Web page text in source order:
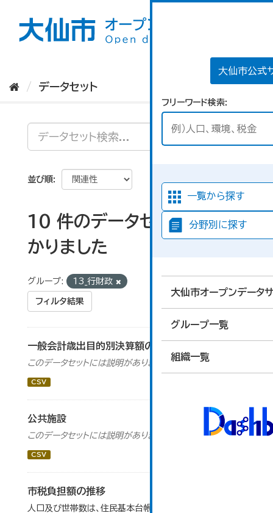
大仙市公式
フリーワード検索
一覧から探す
分野別に探す
大仙市オープンデータ
グループ一覧
組織一覧
データセット
並び順
10 件のデータセットが見つ
かりました
グループ: 13_行財政
フィルタ結果
一般会計歳出目的別決算額の推移
このデータセットには説明がありません
CSV
公共施設
このデータセットには説明がありません
CSV
市税負担額の推移
人口及び世帯数は、住民基本台帳月報における各年度末現